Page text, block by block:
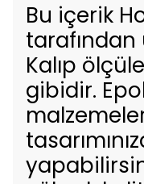
Bu içerik
Kalıp
gibidir.